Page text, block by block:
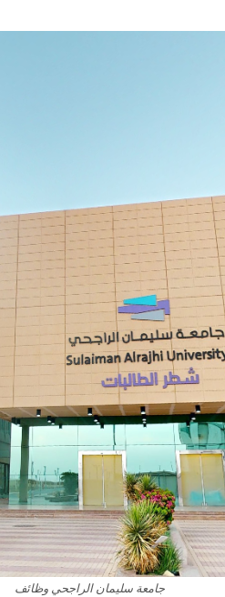
جامعة سليمان الراجحي وظائف